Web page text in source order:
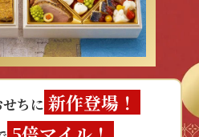
ちに 新作登場！